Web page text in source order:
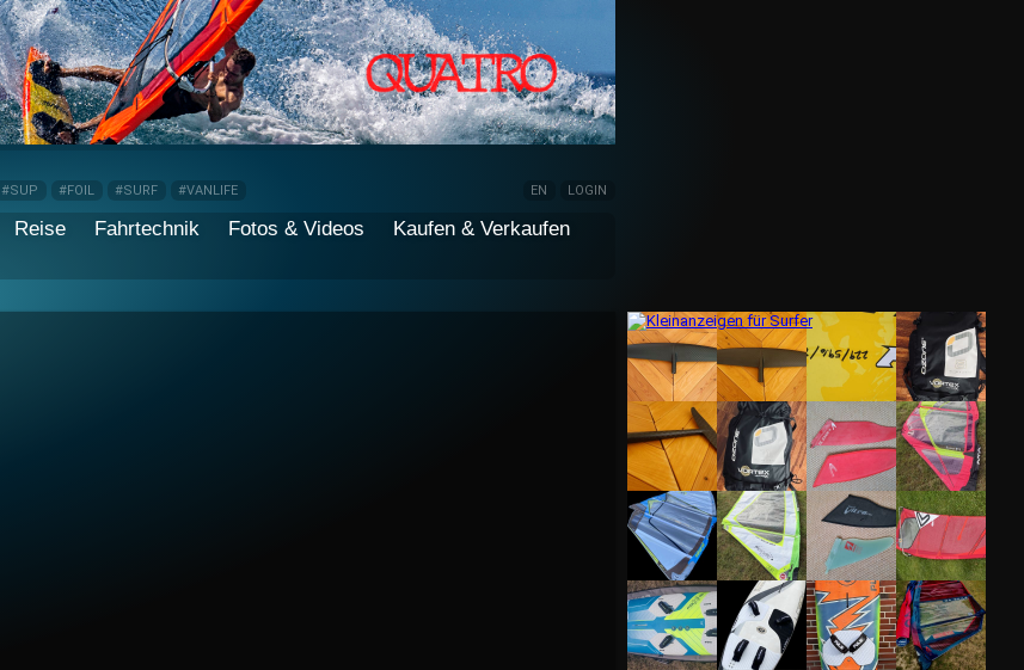
#SUP #FOIL #SURF #VANLIFE EN LOGIN
Reise Fahrtechnik Fotos & Videos
Kaufen & Verkaufen